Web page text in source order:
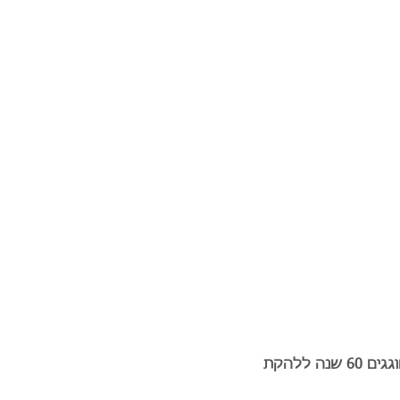
בשעה 11:00 להקת התפוזים במופע של שירי אריק איינשטיין לילדים |  12:30 המג׳יקל בנד חוגגים 60 שנה ללהקת